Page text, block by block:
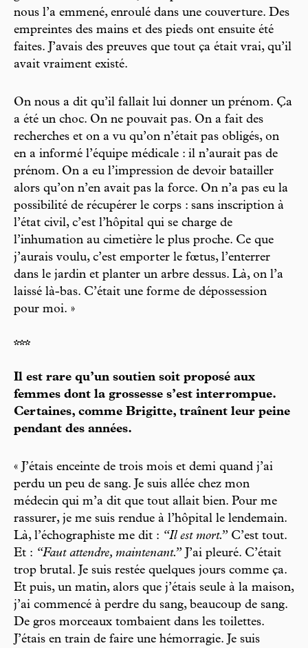
nous l’a emmené, enroulé dans une couverture. Des
empreintes des mains et des pieds ont ensuite été
faites. J’avais des preuves que tout ça était vrai, qu’il
avait vraiment existé.
On nous a dit qu’il fallait lui donner un prénom. Ça
a été un choc. On ne pouvait pas. On a fait des
recherches et on a vu qu’on n’était pas obligés, on
en a informé l’équipe médicale : il n’aurait pas de
prénom. On a eu l’impression de devoir batailler
alors qu’on n’en avait pas la force. On n’a pas eu la
possibilité de récupérer le corps : sans inscription à
l’état civil, c’est l’hôpital qui se charge de
l’inhumation au cimetière le plus proche. Ce que
j’aurais voulu, c’est emporter le fœtus, l’enterrer
dans le jardin et planter un arbre dessus. Là, on l’a
laissé là-bas. C’était une forme de dépossession
pour moi. »
***
Il est rare qu’un soutien soit proposé aux
femmes dont la grossesse s’est interrompue.
Certaines, comme Brigitte, traînent leur peine
pendant des années.
« J’étais enceinte de trois mois et demi quand j’ai
perdu un peu de sang. Je suis allée chez mon
médecin qui m’a dit que tout allait bien. Pour me
rassurer, je me suis rendue à l’hôpital le lendemain.
Là, l’échographiste me dit : “Il est mort.” C’est tout.
Et : “Faut attendre, maintenant.” J’ai pleuré. C’était
trop brutal. Je suis restée quelques jours comme ça.
Et puis, un matin, alors que j’étais seule à la maison,
j’ai commencé à perdre du sang, beaucoup de sang.
De gros morceaux tombaient dans les toilettes.
J’étais en train de faire une hémorragie. Je suis